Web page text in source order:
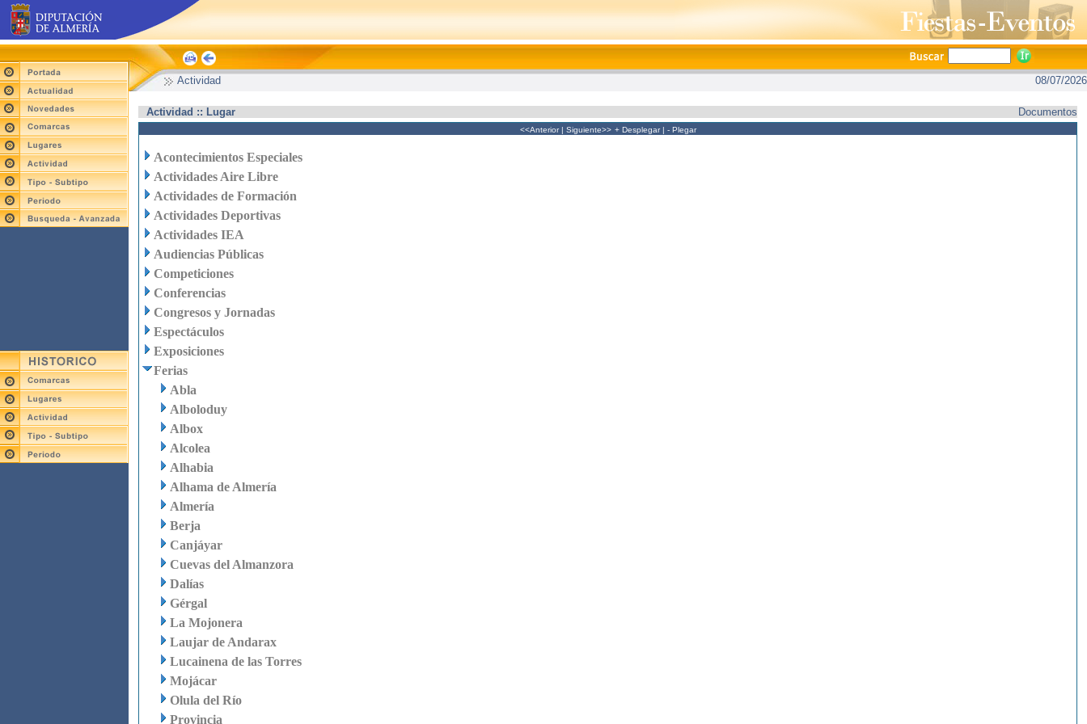
Actividad 08/07/2026
Actividad :: Lugar Documentos
<<Anterior| Siguiente>> + Desplegar| - Plegar
Acontecimientos Especiales
Actividades Aire Libre
Actividades de Formación
Actividades Deportivas
Actividades IEA
Audiencias Públicas
Competiciones
Conferencias
Congresos y Jornadas
Espectáculos
Exposiciones
Ferias
Abla
Alboloduy
Albox
Alcolea
Alhabia
Alhama de Almería
Almería
Berja
Canjáyar
Cuevas del Almanzora
Dalías
Gérgal
La Mojonera
Laujar de Andarax
Lucainena de las Torres
Mojácar
Olula del Río
Provincia